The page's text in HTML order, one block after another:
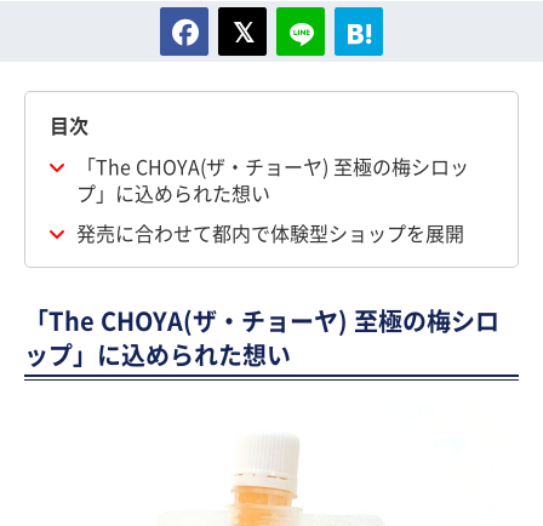
目次
「The CHOYA(ザ・チョーヤ) 至極の梅シロッ
プ」に込められた想い
発売に合わせて都内で体験型ショップを展開
「The CHOYA(ザ・チョーヤ) 至極の梅シロ
ップ」に込められた想い